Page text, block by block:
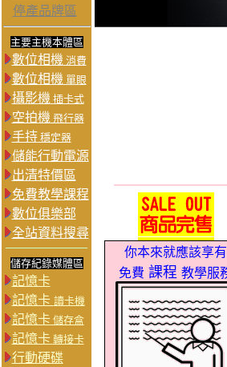
停產品牌區
主要主機本體區
數位相機消費
數位相機單眼
攝影機插卡式
空拍機飛行器
手持穩定器
儲能行動電源
出清特價區
免費教學課程
數位俱樂部
全站資料搜尋
儲存紀錄媒體區
記憶卡
記憶卡 讀卡機
記憶卡儲存盒
記憶卡 轉接卡
行動硬碟
你本來就應該享有
免費 課程 教學服